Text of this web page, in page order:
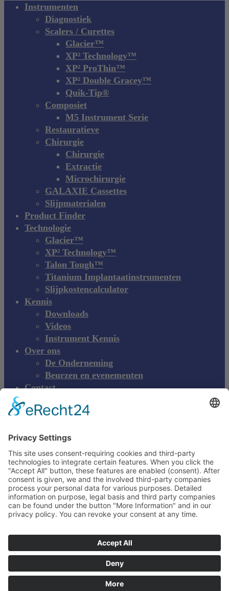
Close Instrumenten
Diagnostiek
Scalers / Curettes
Glacier™
XP² Technology™
XP² ProThin™
XP² Double Gracey™
Quik-Tip®
Composiet
M5 Instrument Serie
Restauratieve
Chirurgie
Chirurgie
Extractie
Microchirurgie
GALAXIE Cassettes
Slijpmaterialen
Product Finder
Technologie
Glacier™
XP² Technology™
Talon Tough™
Titanium Implantaatinstrumenten
Slijpkostencalculator
Kennis
Downloads
Videos
Instrument Kennis
Over ons
De Onderneming
Beurzen en evenementen
Contact
NL
EN
NL
Young Innovations
Europe GmbH
Mittermaierstraße 31
69115 Heidelberg
+49 (0) 6221 4345442